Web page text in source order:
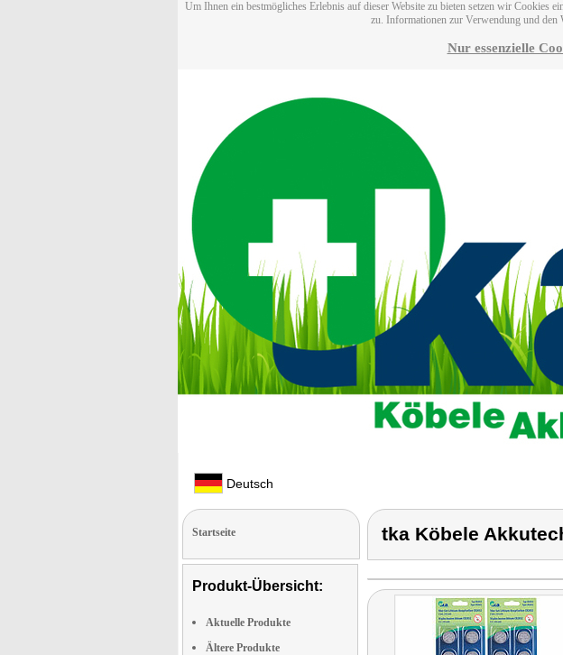
Um Ihnen ein bestmögliches Erlebnis auf dieser Website zu bieten setzen wir
zu. Informationen zur Verwendung und
Nur essenzielle
Deutsch
Startseite
Produkt-Übersicht:
Aktuelle Produkte
Ältere Produkte
tka Köbele